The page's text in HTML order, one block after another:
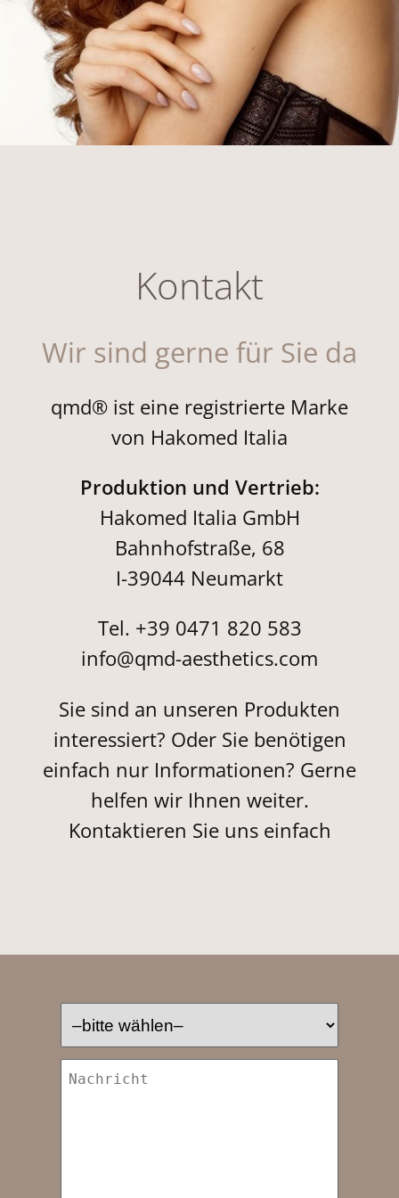
Kontakt
Wir sind gerne für Sie da
qmd® ist eine registrierte Marke
von Hakomed Italia
Produktion und Vertrieb:
Hakomed Italia GmbH
Bahnhofstraße, 68
I-39044 Neumarkt
Tel. +39 0471 820 583
info@qmd-aesthetics.com
Sie sind an unseren Produkten
interessiert? Oder Sie benötigen
einfach nur Informationen? Gerne
helfen wir Ihnen weiter.
Kontaktieren Sie uns einfach